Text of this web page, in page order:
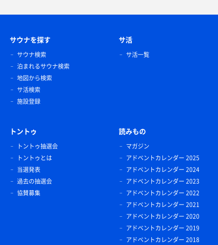
サウナを探す
サウナ検索
泊まれるサウナ検索
地図から検索
サ活検索
施設登録
サ活
サ活一覧
トントゥ
トントゥ抽選会
トントゥとは
当選発表
過去の抽選会
協賛募集
読みもの
マガジン
アドベントカレンダー 2025
アドベントカレンダー 2024
アドベントカレンダー 2023
アドベントカレンダー 2022
アドベントカレンダー 2021
アドベントカレンダー 2020
アドベントカレンダー 2019
アドベントカレンダー 2018